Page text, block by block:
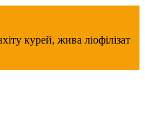
курей, жива ліофілізат